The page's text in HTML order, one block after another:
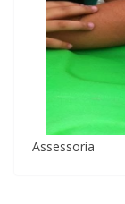
Assessoria